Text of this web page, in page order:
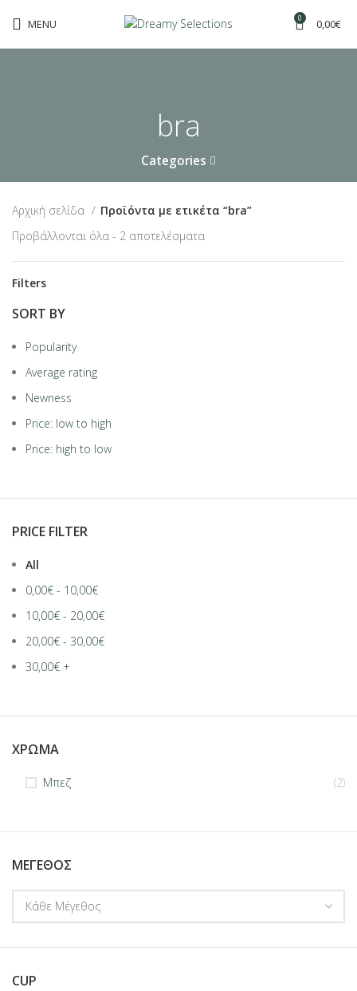
MENU 0 0,00€
bra
Categories
Αρχική σελίδα
Προϊόντα με ετικέτα “bra”
Προβάλλονται όλα - 2 αποτελέσματα
Filters
SORT BY
Popularity
Average rating
Newness
Price: low to high
Price: high to low
PRICE FILTER
All
0,00€ - 10,00€
10,00€ - 20,00€
20,00€ - 30,00€
30,00€ +
ΧΡΩΜΑ
Μπεζ (2)
ΜΕΓΕΘΟΣ
Κάθε Μέγεθος
CUP